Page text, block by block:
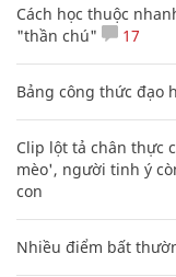
Cách học thuộc
"thần chú"
17
Bảng công thức đạo
Clip lột tả chân thực
mèo', người tinh ý
con
Nhiều điểm bất